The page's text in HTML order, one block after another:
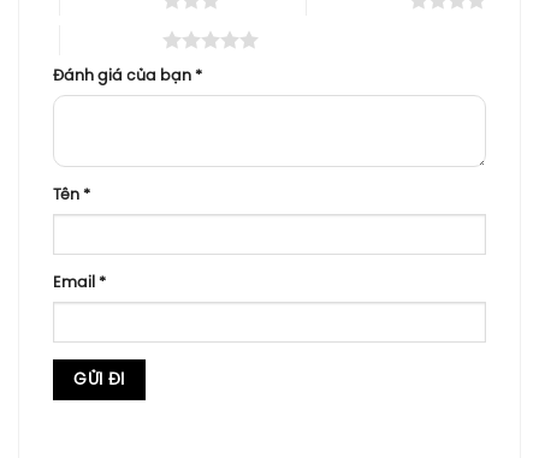
Đánh giá của bạn *
Tên *
Email *